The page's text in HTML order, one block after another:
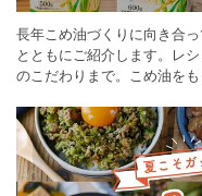
長年こめ油づくりに向き合
とともにご紹介します。レ
のこだわりまで。こめ油を